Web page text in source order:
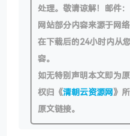
处理。敬请谅解！邮件：
网站部分内容来源于网
在下载后的24小时内从
容。
如无特别声明本文即为
权归《清朝云资源网》
原文链接。